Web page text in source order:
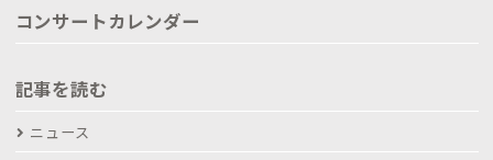
コンサートカレンダー
記事を読む
ニュース